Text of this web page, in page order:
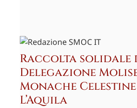
Raccolta solidale
Delegazione
Monache
L’Aquila